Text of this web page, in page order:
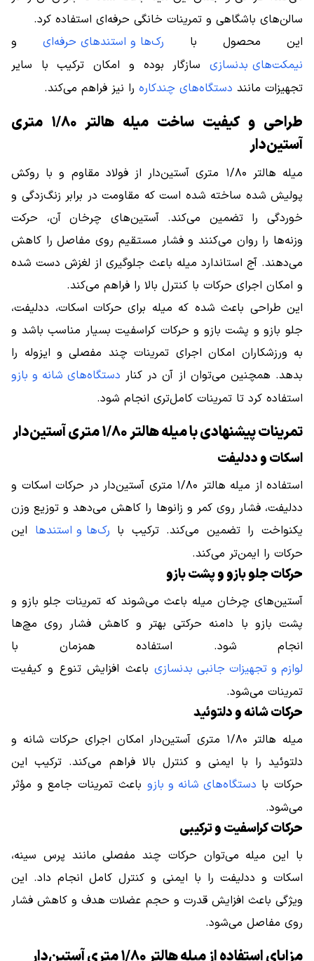
سالن‌های باشگاهی و تمرینات خانگی حرفه‌ای استفاده کرد.
این محصول با رک‌ها و استندهای حرفه‌ایو
نیمکت‌های بدنسازی سازگار بوده و امکان ترکیب با سایر
تجهیزات مانند دستگاه‌های چندکاره را نیز فراهم می‌کند.
طراحی و کیفیت ساخت میله هالتر ۱/۸۰ متری
آستین‌دار
میله هالتر ۱/۸۰ متری آستین‌دار از فولاد مقاوم و با روکش
پولیش شده ساخته شده است که مقاومت در برابر زنگ‌زدگی و
خوردگی را تضمین می‌کند. آستین‌های چرخان آن، حرکت
وزنه‌ها را روان می‌کنند و فشار مستقیم روی مفاصل را کاهش
می‌دهند. آج استاندارد میله باعث جلوگیری از لغزش دست شده
و امکان اجرای حرکات با کنترل بالا را فراهم می‌کند.
این طراحی باعث شده که میله برای حرکات اسکات، ددلیفت،
جلو بازو و پشت بازو و حرکات کراسفیت بسیار مناسب باشد و
به ورزشکاران امکان اجرای تمرینات چند مفصلی و ایزوله را
بدهد. همچنین می‌توان از آن در کنار دستگاه‌های شانه و بازو
استفاده کرد تا تمرینات کامل‌تری انجام شود.
تمرینات پیشنهادی با میله هالتر ۱/۸۰ متری آستین‌دار
اسکات و ددلیفت
استفاده از میله هالتر ۱/۸۰ متری آستین‌دار در حرکات اسکات و
ددلیفت، فشار روی کمر و زانوها را کاهش می‌دهد و توزیع وزن
یکنواخت را تضمین می‌کند. ترکیب با رک‌ها و استندها این
حرکات را ایمن‌تر می‌کند.
حرکات جلو بازو و پشت بازو
آستین‌های چرخان میله باعث می‌شوند که تمرینات جلو بازو و
پشت بازو با دامنه حرکتی بهتر و کاهش فشار روی مچ‌ها
انجام شود. استفاده همزمان با
لوازم و تجهیزات جانبی بدنسازی باعث افزایش تنوع و کیفیت
تمرینات می‌شود.
حرکات شانه و دلتوئید
میله هالتر ۱/۸۰ متری آستین‌دار امکان اجرای حرکات شانه و
دلتوئید را با ایمنی و کنترل بالا فراهم می‌کند. ترکیب این
حرکات با دستگاه‌های شانه و بازو باعث تمرینات جامع و مؤثر
می‌شود.
حرکات کراسفیت و ترکیبی
با این میله می‌توان حرکات چند مفصلی مانند پرس سینه،
اسکات و ددلیفت را با ایمنی و کنترل کامل انجام داد. این
ویژگی باعث افزایش قدرت و حجم عضلات هدف و کاهش فشار
روی مفاصل می‌شود.